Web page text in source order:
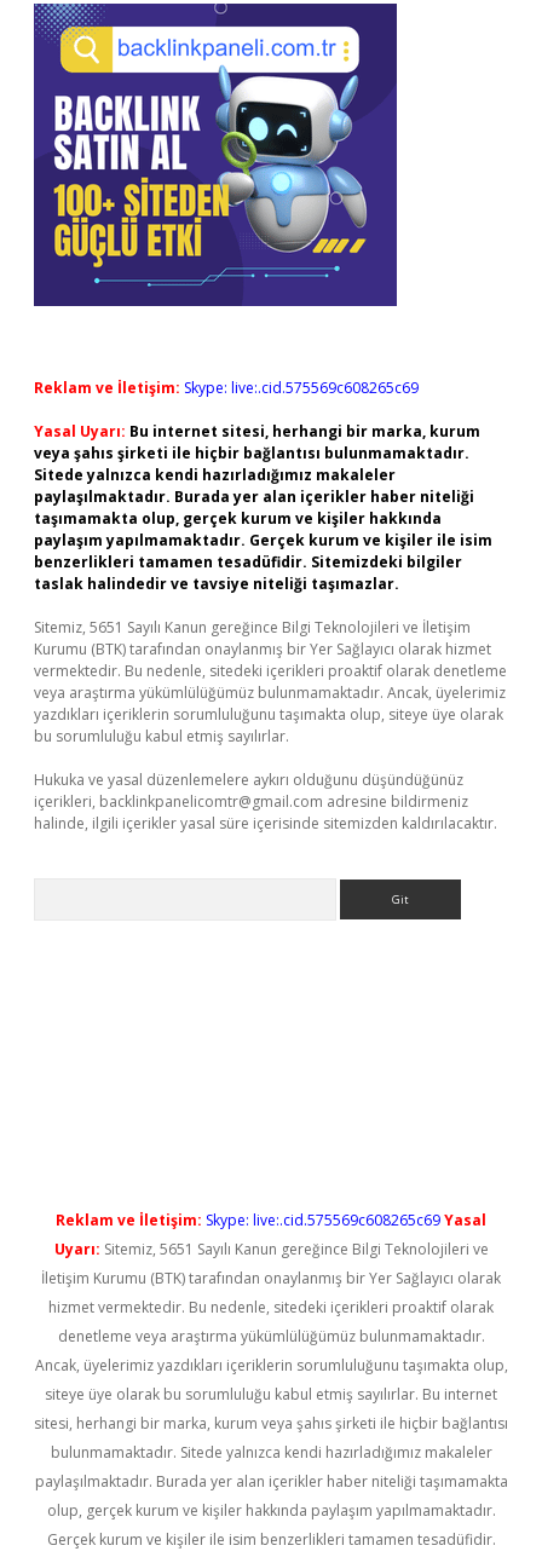
Reklam ve İletişim: Skype: live:.cid.575569c608265c69
Yasal Uyarı: Bu internet sitesi, herhangi bir marka, kurum
veya şahıs şirketi ile hiçbir bağlantısı bulunmamaktadır.
Sitede yalnızca kendi hazırladığımız makaleler
paylaşılmaktadır. Burada yer alan içerikler haber niteliği
taşımamakta olup, gerçek kurum ve kişiler hakkında
paylaşım yapılmamaktadır. Gerçek kurum ve kişiler ile isim
benzerlikleri tamamen tesadüfidir. Sitemizdeki bilgiler
taslak halindedir ve tavsiye niteliği taşımazlar.
Sitemiz, 5651 Sayılı Kanun gereğince Bilgi Teknolojileri ve İletişim
Kurumu (BTK) tarafından onaylanmış bir Yer Sağlayıcı olarak hizmet
vermektedir. Bu nedenle, sitedeki içerikleri proaktif olarak denetleme
veya araştırma yükümlülüğümüz bulunmamaktadır. Ancak, üyelerimiz
yazdıkları içeriklerin sorumluluğunu taşımakta olup, siteye üye olarak
bu sorumluluğu kabul etmiş sayılırlar.
Hukuka ve yasal düzenlemelere aykırı olduğunu düşündüğünüz
içerikleri, backlinkpanelicomtr@gmail.com adresine bildirmeniz
halinde, ilgili içerikler yasal süre içerisinde sitemizden kaldırılacaktır.
Reklam ve İletişim: Skype: live:.cid.575569c608265c69Yasal
Uyarı: Sitemiz, 5651 Sayılı Kanun gereğince Bilgi Teknolojileri ve
İletişim Kurumu (BTK) tarafından onaylanmış bir Yer Sağlayıcı olarak
hizmet vermektedir. Bu nedenle, sitedeki içerikleri proaktif olarak
denetleme veya araştırma yükümlülüğümüz bulunmamaktadır.
Ancak, üyelerimiz yazdıkları içeriklerin sorumluluğunu taşımakta olup,
siteye üye olarak bu sorumluluğu kabul etmiş sayılırlar. Bu internet
sitesi, herhangi bir marka, kurum veya şahıs şirketi ile hiçbir bağlantısı
bulunmamaktadır. Sitede yalnızca kendi hazırladığımız makaleler
paylaşılmaktadır. Burada yer alan içerikler haber niteliği taşımamakta
olup, gerçek kurum ve kişiler hakkında paylaşım yapılmamaktadır.
Gerçek kurum ve kişiler ile isim benzerlikleri tamamen tesadüfidir.